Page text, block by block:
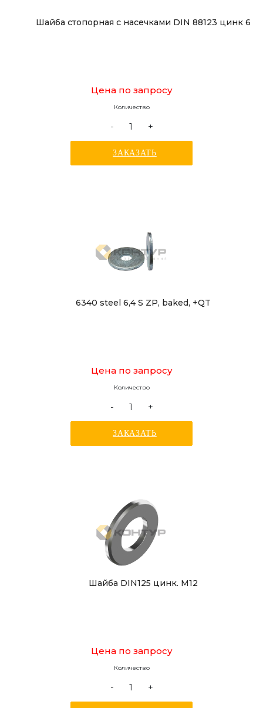
Шайба стопорная с насечками DIN 88123 цинк 6
Цена по запросу
Количество
- +
ЗАКАЗАТЬ
6340 steel 6,4 S ZP, baked, +QT
Цена по запросу
Количество
- +
ЗАКАЗАТЬ
Шайба DIN125 цинк. М12
Цена по запросу
Количество
- +